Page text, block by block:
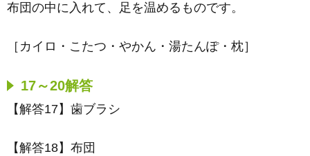
布団の中に入れて、足を温めるものです。
［カイロ・こたつ・やかん・湯たんぽ・枕］
17～20解答
【解答17】歯ブラシ
【解答18】布団